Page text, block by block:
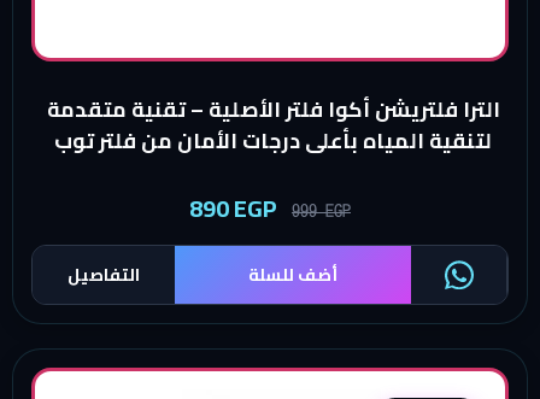
الترا فلتريشن أكوا فلتر الأصلية – تقنية متقدمة
لتنقية المياه بأعلى درجات الأمان من فلتر توب
999EGP
890EGP
التفاصيل أضف للسلة